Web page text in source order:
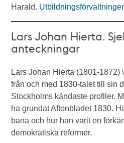
Harald.
Lars Johan Hierta.
anteckningar
Lars Johan Hierta (1801-1872)
från och med 1830-talet till sin
Stockholms kändaste profiler.
ha grundat Aftonbladet 1830.
bana och hur han varit en
demokratiska reformer.